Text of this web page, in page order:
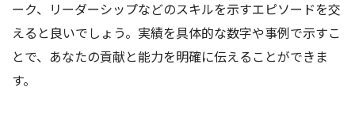
ーク、リーダーシップなどのスキルを示すエピソードを交
えると良いでしょう。実績を具体的な数字や事例で示すこ
とで、あなたの貢献と能力を明確に伝えることができま
す。